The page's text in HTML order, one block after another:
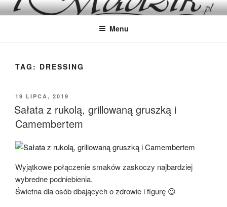
Przejdź
do
IMADZIK
Blog Kulinarny
Menu
TAG: DRESSING
OPUBLIKOWANE
W
19 LIPCA, 2019
Sałata z rukolą, grillowaną gruszką i
Camembertem
Wyjątkowe połączenie smaków zaskoczy najbardziej
wybredne podniebienia.
Świetna dla osób dbających o zdrowie i figurę 😉